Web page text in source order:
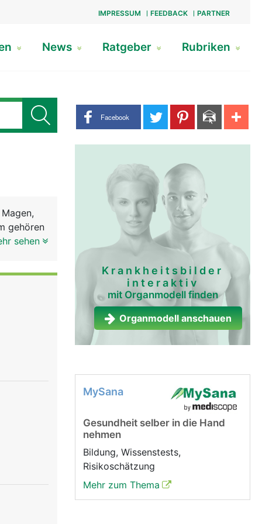
IMPRESSUM FEEDBACK PARTNER
News Ratgeber Rubriken
Share buttons
Facebook
gehören
Nahrung
sehen
Krankheitsbilder
interaktiv
mit Organmodell finden
Organmodell anschauen
MySana
Gesundheit selber in die Hand
nehmen
Bildung, Wissenstests,
Risikoschätzung
Mehr zum Thema